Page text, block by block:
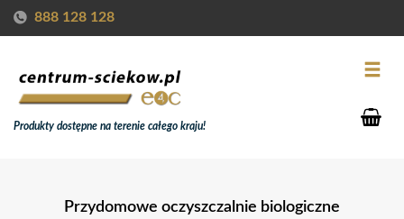
888 128 128
Produkty dostępne na terenie całego kraju!
Przydomowe oczyszczalnie biologiczne